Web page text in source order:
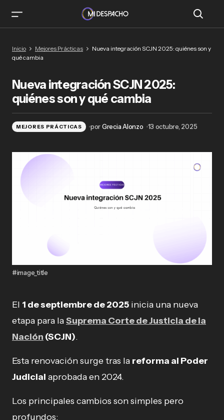
qué cambia
Inicio Mejores Prácticas
Nueva integración SCJN 2025: quiénes son y
qué cambia
Nueva integración SCJN 2025:
quiénes son y qué cambia
MEJORES PRÁCTICAS porGrecia Alonzo 13 octubre, 2025
#image_title
El 1 de septiembre de 2025 inicia una nueva
etapa para laSuprema Corte de Justicia de la
Nación (SCJN).
Esta renovación surge tras la reforma al Poder
Judicial aprobada en 2024.
Los principales cambios son simples pero
profundos: